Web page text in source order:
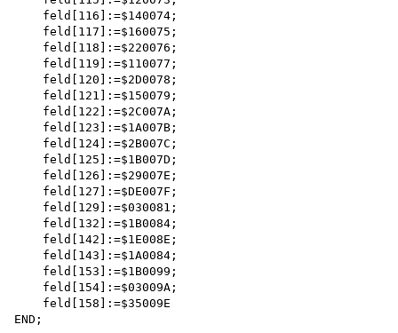
    feld[116]:=$140074;
    feld[117]:=$160075;
    feld[118]:=$220076;
    feld[119]:=$110077;
    feld[120]:=$2D0078;
    feld[121]:=$150079;
    feld[122]:=$2C007A;
    feld[123]:=$1A007B;
    feld[124]:=$2B007C;
    feld[125]:=$1B007D;
    feld[126]:=$29007E;
    feld[127]:=$DE007F;
    feld[129]:=$030081;
    feld[132]:=$1B0084;
    feld[142]:=$1E008E;
    feld[143]:=$1A0084;
    feld[153]:=$1B0099;
    feld[154]:=$03009A;
    feld[158]:=$35009E
END;